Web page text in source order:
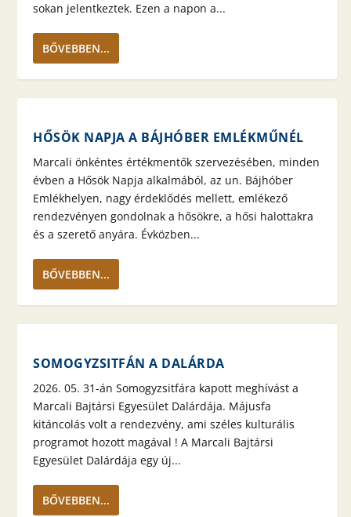
sokan jelentkeztek. Ezen a napon a...
BŐVEBBEN...
HŐSÖK NAPJA A BÁJHÓBER EMLÉKMŰNÉL
Marcali önkéntes értékmentők szervezésében, minden
évben a Hősök Napja alkalmából, az un. Bájhóber
Emlékhelyen, nagy érdeklődés mellett, emlékező
rendezvényen gondolnak a hősökre, a hősi halottakra
és a szerető anyára. Évközben...
BŐVEBBEN...
SOMOGYZSITFÁN A DALÁRDA
2026. 05. 31-án Somogyzsitfára kapott meghívást a
Marcali Bajtársi Egyesület Dalárdája. Májusfa
kitáncolás volt a rendezvény, ami széles kulturális
programot hozott magával ! A Marcali Bajtársi
Egyesület Dalárdája egy új...
BŐVEBBEN...